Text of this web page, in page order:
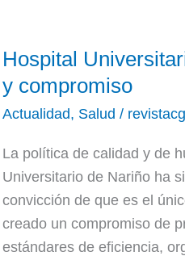
Hospital
y compromiso
Actualidad, Salud / revistacg
La política de calidad y de
Universitario de Nariño ha
convicción de que es el
creado un compromiso de
estándares de eficiencia,
Universitario
de
Nariño,
con
calidad
y
compromiso